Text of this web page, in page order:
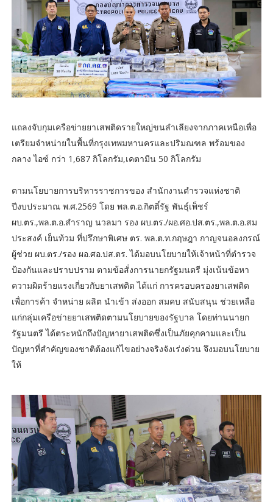
แถลงจับกุมเครือข่ายยาเสพติดรายใหญ่ขนลำเลียงจากภาคเหนือเพื่อ
เตรียมจำหน่ายในพื้นที่กรุงเทพมหานครและปริมณฑล พร้อมของ
กลาง ไอซ์ กว่า 1,687 กิโลกรัม,เคตามีน 50 กิโลกรัม
ตามนโยบายการบริหารราชการของ สำนักงานตำรวจแห่งชาติ
ปีงบประมาณ พ.ศ.2569 โดย พล.ต.อ.กิตติ์รัฐ พันธุ์เพ็ชร์
ผบ.ตร.,พล.ต.อ.สำราญ นวลมา รอง ผบ.ตร./ผอ.ศอ.ปส.ตร.,พล.ต.อ.สม
ประสงค์ เย็นท้วม ที่ปรึกษาพิเศษ ตร. พล.ต.ท.กฤษฎา กาญจนอลงกรณ์
ผู้ช่วย ผบ.ตร./รอง ผอ.ศอ.ปส.ตร. ได้มอบนโยบายให้เจ้าหน้าที่ตำรวจ
ป้องกันและปราบปราม ตามข้อสั่งการนายกรัฐมนตรี มุ่งเน้นข้อหา
ความผิดร้ายแรงเกี่ยวกับยาเสพติด ได้แก่ การครอบครองยาเสพติด
เพื่อการค้า จำหน่าย ผลิต นำเข้า ส่งออก สมคบ สนับสนุน ช่วยเหลือ
แก่กลุ่มเครือข่ายยาเสพติดตามนโยบายของรัฐบาล โดยท่านนายก
รัฐมนตรี ได้ตระหนักถึงปัญหายาเสพติดซึ่งเป็นภัยคุกคามและเป็น
ปัญหาที่สำคัญของชาติต้องแก้ไขอย่างจริงจังเร่งด่วน จึงมอบนโยบาย
ให้